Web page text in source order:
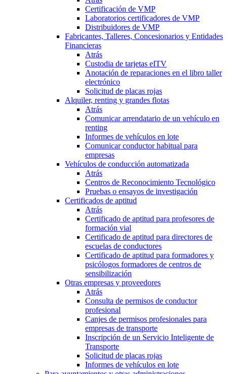
Certificación de VMP
Laboratorios certificadores de VMP
Distribuidores de VMP
Fabricantes, Talleres, Concesionarios y Entidades
Financieras
Atrás
Custodia de tarjetas eITV
Anotación de reparaciones en el libro taller
electrónico
Solicitud de placas rojas
Alquiler, renting y grandes flotas
Atrás
Comunicar arrendatario de un vehículo en
renting
Informes de vehículos en lote
Comunicar conductor habitual para
empresas
Vehículos de conducción automatizada
Atrás
Centros de Reconocimiento Tecnológico
Pruebas o ensayos de investigación
Certificados de aptitud
Atrás
Certificado de aptitud para profesores de
formación vial
Certificado de aptitud para directores de
escuelas de conductores
Certificado de aptitud para formadores y
psicólogos formadores de centros de
sensibilización
Otras empresas y proveedores
Atrás
Consulta de permisos de conductor
profesional
Canjes de permisos profesionales para
empresas de transporte
Inscripción de un Servicio Inteligente de
Transporte
Solicitud de placas rojas
Informes de vehículos en lote